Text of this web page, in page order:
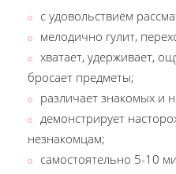
с удовольствием
мелодично гулит,
хватает, удерживает,
бросает предметы;
различает знакомых и
демонстрирует
незнакомцам;
самостоятельно 5-10